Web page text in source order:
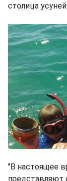
столица усуней.
"В настоящее
представляют